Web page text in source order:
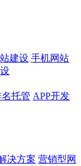
建设 手机网站
托管 APP开发
决方案 营销型网